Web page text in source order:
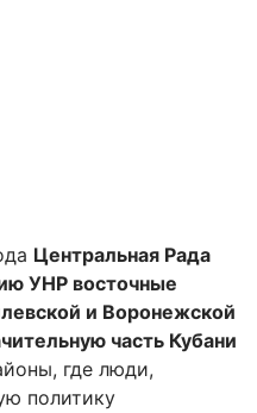
Центральная Рада
УНР восточные
и Воронежской
часть Кубани
где люди,
политику